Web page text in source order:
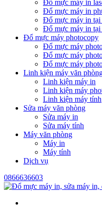
Đổ mực máy in
Đổ mực máy in
Đổ mực máy in
Đổ mực máy in
Đổ mực máy photocopy
Đổ mực máy
Đổ mực máy
Đổ mực máy
Linh kiện máy văn
Linh kiện máy in
Linh kiện máy
Linh kiện máy tính
Sửa máy văn phòng
Sửa máy in
Sửa máy tính
Máy văn phòng
Máy in
Máy tính
Dịch vụ
0866636603